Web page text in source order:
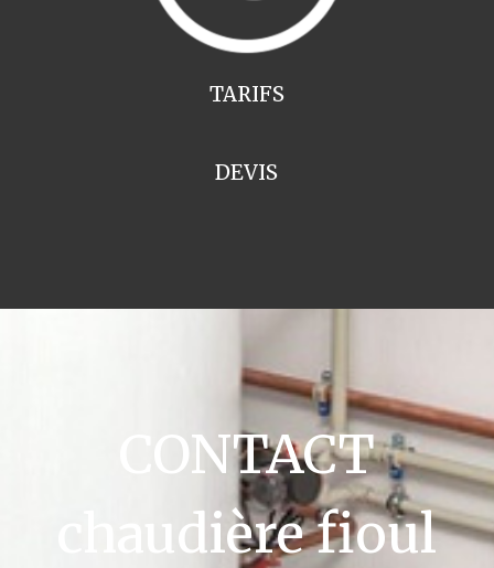
TARIFS
DEVIS
CONTACT
chaudière fioul